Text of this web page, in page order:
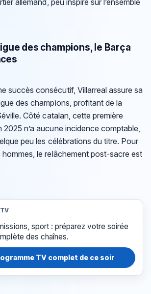
des champions, le Barça
succès consécutif, Villarreal assure sa
des champions, profitant de la
Côté catalan, cette première
n’a aucune incidence comptable,
peu les célébrations du titre. Pour
hommes, le relâchement post-sacre est
sport : préparez votre soirée
des chaînes.
TV complet de ce soir